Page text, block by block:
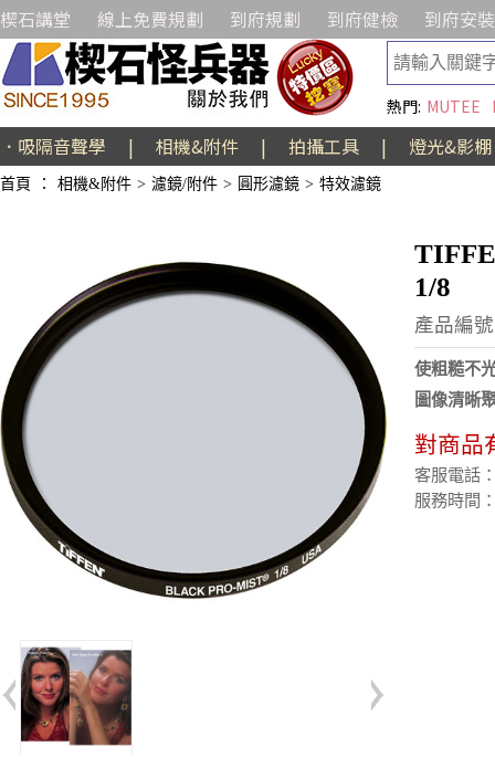
楔石講堂 線上免費規劃 到府規劃 到府健檢 到府安裝
熱門: MUTEE
．吸隔音聲學 | 相機&附件 | 拍攝工具 | 燈光&影棚
首頁 ： 相機&附件 > 濾鏡/附件 > 圓形濾鏡 > 特效濾鏡
1/8
產品編
使粗糙不
圖像清晰
對商品
客服電話
服務時間